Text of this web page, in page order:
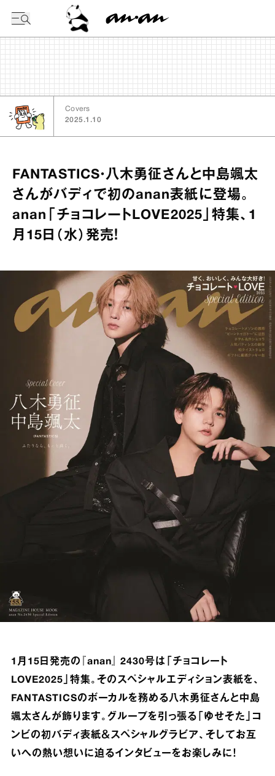
Covers
2025.1.10
FANTASTICS・八木勇征さんと中島颯太
さんがバディで初のanan表紙に登場。
anan「チョコレートLOVE2025」特集、1
月15日（水）発売！
1月15日発売の『anan』 2430号は「チョコレート
LOVE2025」特集。そのスペシャルエディション表紙を、
FANTASTICSのボーカルを務める八木勇征さんと中島
颯太さんが飾ります。グループを引っ張る「ゆせそた」コ
ンビの初バディ表紙＆スペシャルグラビア、そしてお互
いへの熱い想いに迫るインタビューをお楽しみに！